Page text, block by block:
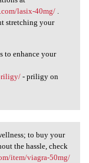
lasix-40mg/.
stretching your
to enhance your
- priligy on
to buy your
the hassle, check
item/viagra-50mg/